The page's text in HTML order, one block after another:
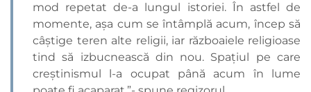
mod repetat de-a lungul istoriei. În astfel de
momente, așa cum se întâmplă acum, încep să
câștige teren alte religii, iar războaiele religioase
tind să izbucnească din nou. Spațiul pe care
creștinismul l-a ocupat până acum în lume